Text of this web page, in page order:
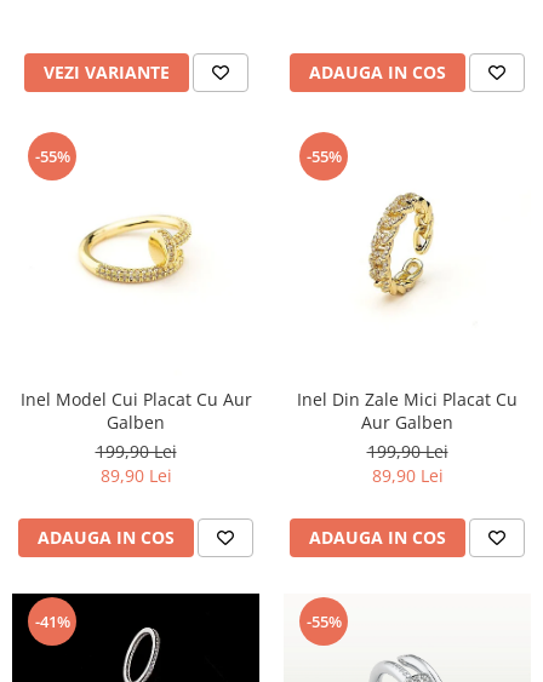
VEZI VARIANTE ADAUGA IN COS
-55%
Inel Model Cui Placat Cu Aur
Galben
199,90 Lei
89,90 Lei
ADAUGA IN COS
-55%
Inel Din Zale Mici Placat Cu
Aur Galben
199,90 Lei
89,90 Lei
ADAUGA IN COS
-41% -55%